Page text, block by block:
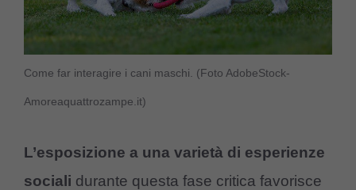
Come far interagire i cani maschi. (Foto AdobeStock-
Amoreaquattrozampe.it)
L’esposizione a una varietà di esperienze
sociali durante questa fase critica favorisce